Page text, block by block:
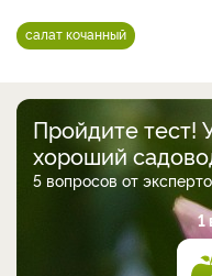
салат кочанный
Пройдите тест!
хороший
5 вопросов от
1